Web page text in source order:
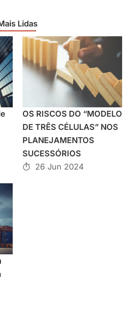
Lidas
OS RISCOS DO “MODELO
DE TRÊS CÉLULAS” NOS
PLANEJAMENTOS
SUCESSÓRIOS
26 Jun 2024